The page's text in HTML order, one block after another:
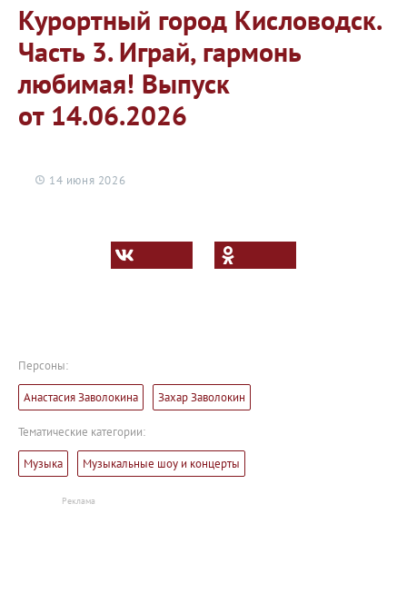
Курортный город Кисловодск.
Часть 3. Играй, гармонь
любимая! Выпуск
от 14.06.2026
14 июня 2026
Персоны:
Анастасия Заволокина Захар Заволокин
Тематические категории:
Музыка Музыкальные шоу и концерты